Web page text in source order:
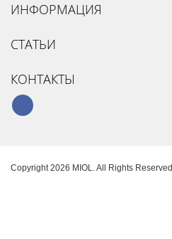
ИНФОРМАЦИЯ
СТАТЬИ
КОНТАКТЫ
Copyright 2026 MIOL. All Rights Reserved